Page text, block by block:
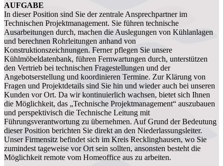
AUFGABE
In dieser Position sind Sie der zentrale Ansprechpartner im
Technischen Projektmanagement. Sie führen technische
Ausarbeitungen durch, machen die Auslegungen von Kühlanlagen
und berechnen Rohrleitungen anhand von
Konstruktionszeichnungen. Ferner pflegen Sie unsere
Kühlmöbeldatenbank, führen Fernwartungen durch, unterstützen
den Vertrieb bei technischen Fragestellungen und der
Angebotserstellung und koordinieren Termine. Zur Klärung von
Fragen und Projektdetails sind Sie hin und wieder auch bei unseren
Kunden vor Ort. Da wir kontinuierlich wachsen, bietet sich Ihnen
die Möglichkeit, das „Technische Projektmanagement“ auszubauen
und perspektivisch die Technische Leitung mit
Führungsverantwortung zu übernehmen. Auf Grund der Bedeutung
dieser Position berichten Sie direkt an den Niederlassungsleiter.
Unser Firmensitz befindet sich im Kreis Recklinghausen, wo Sie
zumindest tageweise vor Ort sein sollten, ansonsten besteht die
Möglichkeit remote vom Homeoffice aus zu arbeiten.